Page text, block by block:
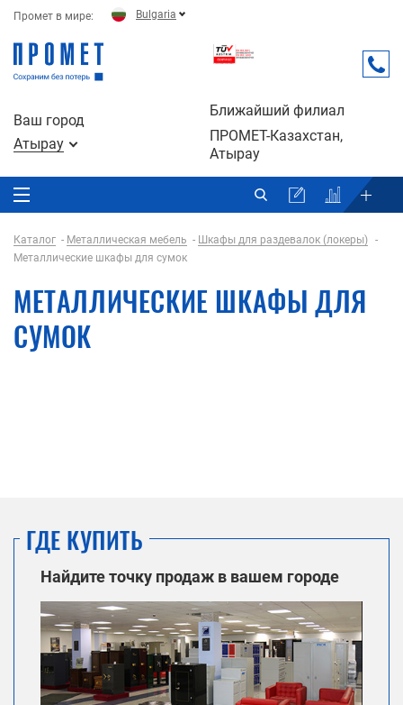
Промет в мире: Bulgaria
Ваш город
Атырау
Ближайший филиал
ПРОМЕТ-Казахстан,
Атырау
Каталог Металлическая мебель
Шкафы для раздевалок (локеры)
Металлические шкафы для сумок
МЕТАЛЛИЧЕСКИЕ ШКАФЫ ДЛЯ
СУМОК
ГДЕ КУПИТЬ
Найдите точку продаж в вашем городе